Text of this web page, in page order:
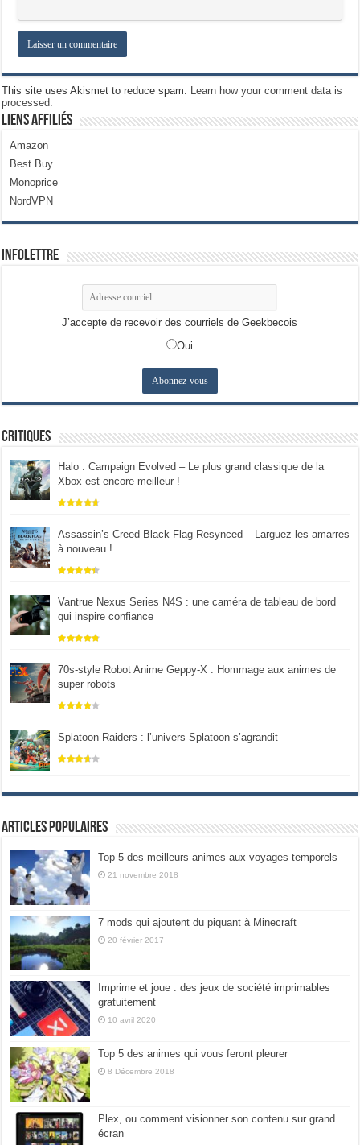
This site uses Akismet to reduce spam. Learn how your comment data is
processed.
Liens Affiliés
Amazon
Best Buy
Monoprice
NordVPN
Infolettre
J’accepte de recevoir des courriels de Geekbecois
Oui
Critiques
Halo : Campaign Evolved – Le plus grand classique de la
Xbox est encore meilleur !
Assassin’s Creed Black Flag Resynced – Larguez les amarres
à nouveau !
Vantrue Nexus Series N4S : une caméra de tableau de bord
qui inspire confiance
70s-style Robot Anime Geppy-X : Hommage aux animes de
super robots
Splatoon Raiders : l’univers Splatoon s’agrandit
Articles populaires
Top 5 des meilleurs animes aux voyages temporels
21 novembre 2018
7 mods qui ajoutent du piquant à Minecraft
20 février 2017
Imprime et joue : des jeux de société imprimables
gratuitement
10 avril 2020
Top 5 des animes qui vous feront pleurer
8 Décembre 2018
Plex, ou comment visionner son contenu sur grand
écran